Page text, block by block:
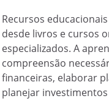
Recursos
desde livros e cursos
especializados. A
compreensão
financeiras, elaborar
planejar